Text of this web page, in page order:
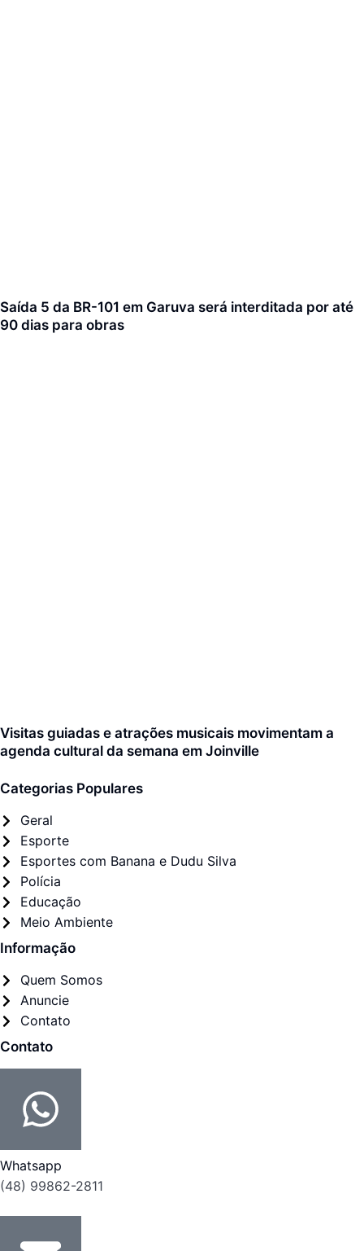
Saída 5 da BR-101 em Garuva será interditada por até
90 dias para obras
Visitas guiadas e atrações musicais movimentam a
agenda cultural da semana em Joinville
Categorias Populares
Geral
Esporte
Esportes com Banana e Dudu Silva
Polícia
Educação
Meio Ambiente
Informação
Quem Somos
Anuncie
Contato
Contato
Whatsapp
(48) 99862-2811